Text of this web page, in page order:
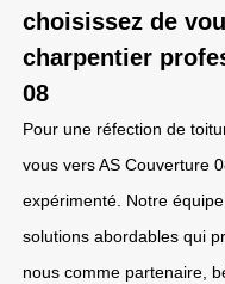
choisissez de
charpentier
08
Pour une réfection de
vous vers AS Couverture
expérimenté. Notre
solutions abordables qui
nous comme partenaire,